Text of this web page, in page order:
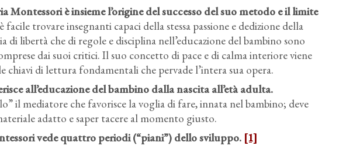
Montessori è insieme l’origine del successo del suo metodo e il limite
facile trovare insegnanti capaci della stessa passione e dedizione della
di libertà che di regole e disciplina nell’educazione del bambino sono
dai suoi critici. Il suo concetto di pace e di calma interiore viene
chiavi di lettura fondamentali che pervade l’intera sua opera.
all’educazione del bambino dalla nascita all’età adulta.
il mediatore che favorisce la voglia di fare, innata nel bambino; deve
adatto e saper tacere al momento giusto.
vede quattro periodi (“piani”) dello sviluppo. [1]